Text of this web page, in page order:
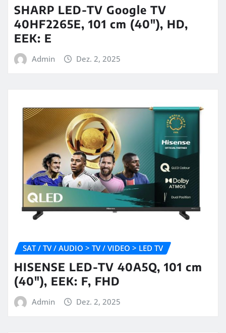
SHARP LED-TV Google TV
40HF2265E, 101 cm (40″), HD,
EEK: E
Admin Dez. 2, 2025
SAT / TV / AUDIO > TV / VIDEO > LED TV
HISENSE LED-TV 40A5Q, 101 cm
(40″), EEK: F, FHD
Admin Dez. 2, 2025